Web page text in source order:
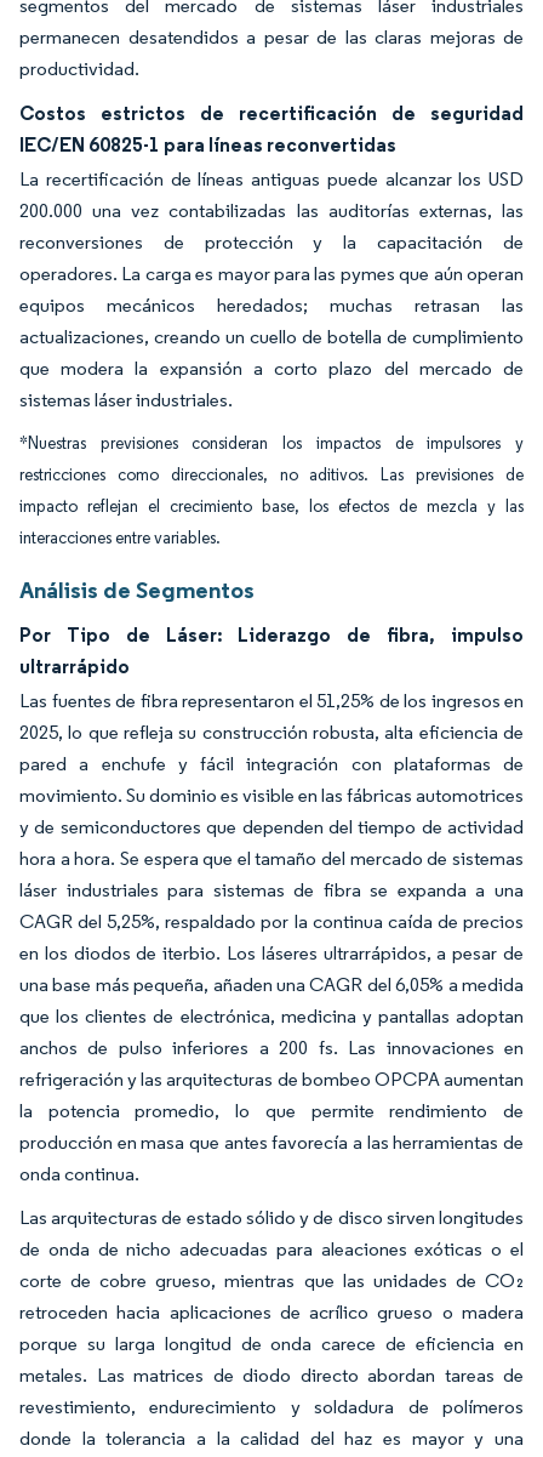
segmentos del mercado de sistemas láser industriales
permanecen desatendidos a pesar de las claras mejoras de
productividad.
Costos estrictos de recertificación de seguridad
IEC/EN 60825-1 para líneas reconvertidas
La recertificación de líneas antiguas puede alcanzar los USD
200.000 una vez contabilizadas las auditorías externas, las
reconversiones de protección y la capacitación de
operadores. La carga es mayor para las pymes que aún operan
equipos mecánicos heredados; muchas retrasan las
actualizaciones, creando un cuello de botella de cumplimiento
que modera la expansión a corto plazo del mercado de
sistemas láser industriales.
*Nuestras previsiones consideran los impactos de impulsores y
restricciones como direccionales, no aditivos. Las previsiones de
impacto reflejan el crecimiento base, los efectos de mezcla y las
interacciones entre variables.
Análisis de Segmentos
Por Tipo de Láser: Liderazgo de fibra, impulso
ultrarrápido
Las fuentes de fibra representaron el 51,25% de los ingresos en
2025, lo que refleja su construcción robusta, alta eficiencia de
pared a enchufe y fácil integración con plataformas de
movimiento. Su dominio es visible en las fábricas automotrices
y de semiconductores que dependen del tiempo de actividad
hora a hora. Se espera que el tamaño del mercado de sistemas
láser industriales para sistemas de fibra se expanda a una
CAGR del 5,25%, respaldado por la continua caída de precios
en los diodos de iterbio. Los láseres ultrarrápidos, a pesar de
una base más pequeña, añaden una CAGR del 6,05% a medida
que los clientes de electrónica, medicina y pantallas adoptan
anchos de pulso inferiores a 200 fs. Las innovaciones en
refrigeración y las arquitecturas de bombeo OPCPA aumentan
la potencia promedio, lo que permite rendimiento de
producción en masa que antes favorecía a las herramientas de
onda continua.
Las arquitecturas de estado sólido y de disco sirven longitudes
de onda de nicho adecuadas para aleaciones exóticas o el
corte de cobre grueso, mientras que las unidades de CO₂
retroceden hacia aplicaciones de acrílico grueso o madera
porque su larga longitud de onda carece de eficiencia en
metales. Las matrices de diodo directo abordan tareas de
revestimiento, endurecimiento y soldadura de polímeros
donde la tolerancia a la calidad del haz es mayor y una